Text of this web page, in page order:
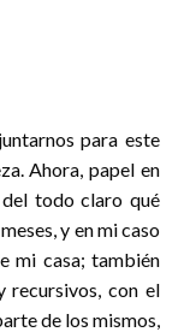
para este
Ahora, papel en
todo claro qué
y en mi caso
mi casa; también
recursivos, con el
de los mismos,